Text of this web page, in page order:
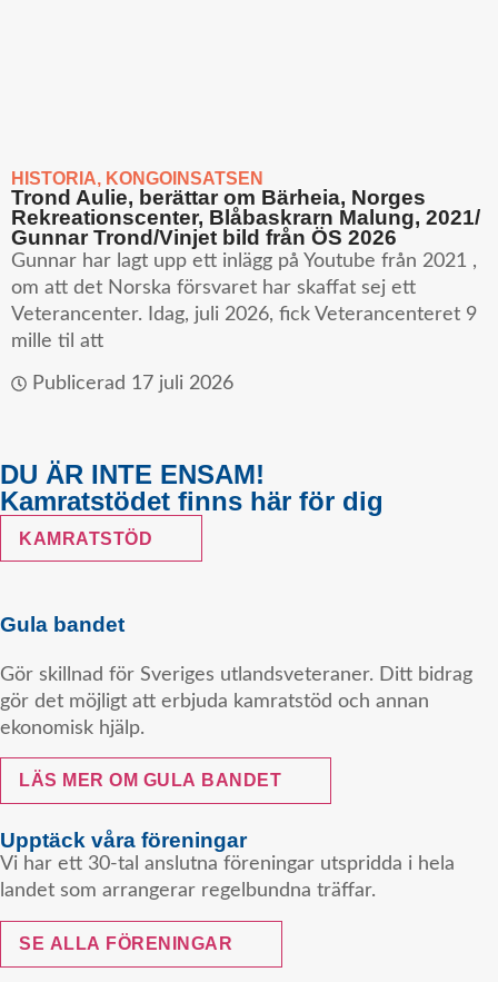
HISTORIA, KONGOINSATSEN
Trond Aulie, berättar om Bärheia, Norges
Rekreationscenter, Blåbaskrarn Malung, 2021/
Gunnar Trond/Vinjet bild från ÖS 2026
Gunnar har lagt upp ett inlägg på Youtube från 2021 ,
om att det Norska försvaret har skaffat sej ett
Veterancenter. Idag, juli 2026, fick Veterancenteret 9
mille til att
Publicerad 17 juli 2026
DU ÄR INTE ENSAM!
Kamratstödet finns här för dig
KAMRATSTÖD
Gula bandet
Gör skillnad för Sveriges utlandsveteraner. Ditt bidrag
gör det möjligt att erbjuda kamratstöd och annan
ekonomisk hjälp.
LÄS MER OM GULA BANDET
Upptäck våra föreningar
Vi har ett 30-tal anslutna föreningar utspridda i hela
landet som arrangerar regelbundna träffar.
SE ALLA FÖRENINGAR